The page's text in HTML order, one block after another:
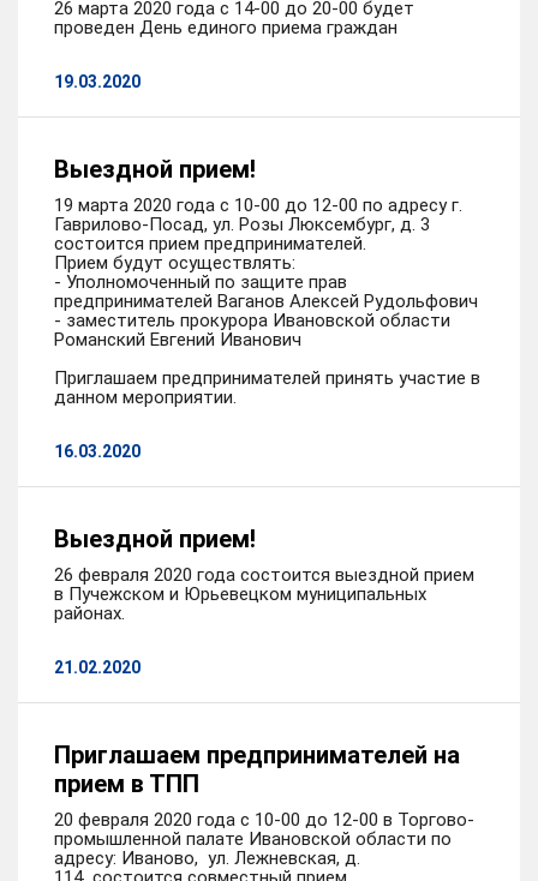
26 марта 2020 года с 14-00 до 20-00 будет
проведен День единого приема граждан
19.03.2020
Выездной прием!
19 марта 2020 года с 10-00 до 12-00 по адресу г.
Гаврилово-Посад, ул. Розы Люксембург, д. 3
состоится прием предпринимателей.
Прием будут осуществлять:
- Уполномоченный по защите прав
предпринимателей Ваганов Алексей Рудольфович
- заместитель прокурора Ивановской области
Романский Евгений Иванович
Приглашаем предпринимателей принять участие в
данном мероприятии.
16.03.2020
Выездной прием!
26 февраля 2020 года состоится выездной прием
в Пучежском и Юрьевецком муниципальных
районах.
21.02.2020
Приглашаем предпринимателей на
прием в ТПП
20 февраля 2020 года с 10-00 до 12-00 в Торгово-
промышленной палате Ивановской области по
адресу: Иваново, ул. Лежневская, д.